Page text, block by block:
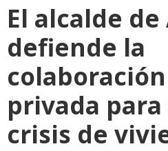
El alcalde
defiende la
privada
crisis de